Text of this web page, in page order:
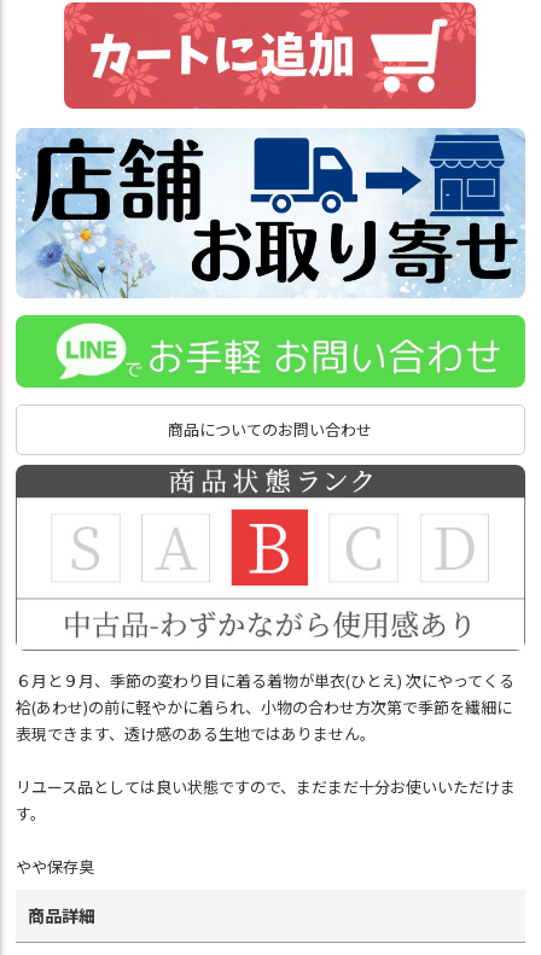
商品についてのお問い合わせ
６月と９月、季節の変わり目に着る着物が単衣(ひとえ) 次にやってくる
袷(あわせ)の前に軽やかに着られ、小物の合わせ方次第で季節を繊細に
表現できます、透け感のある生地ではありません。
リユース品としては良い状態ですので、まだまだ十分お使いいただけま
す。
やや保存臭
商品詳細